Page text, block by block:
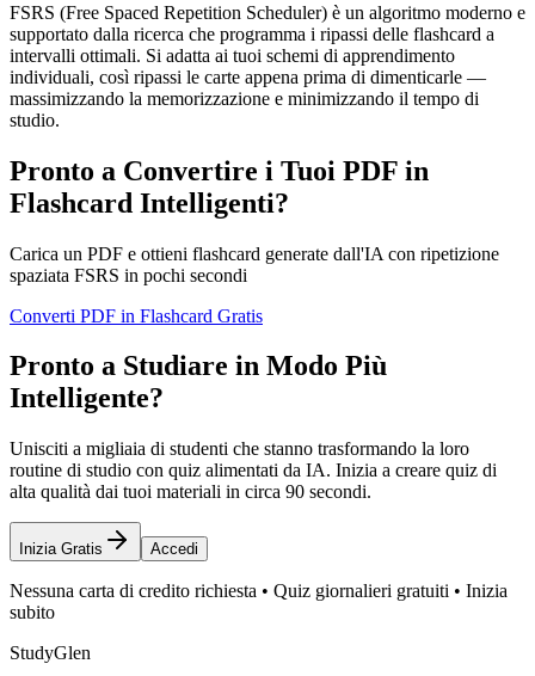
FSRS (Free Spaced Repetition Scheduler) è un algoritmo moderno e
supportato dalla ricerca che programma i ripassi delle flashcard a
intervalli ottimali. Si adatta ai tuoi schemi di apprendimento
individuali, così ripassi le carte appena prima di dimenticarle —
massimizzando la memorizzazione e minimizzando il tempo di
studio.
Pronto a Convertire i Tuoi PDF in
Flashcard Intelligenti?
Carica un PDF e ottieni flashcard generate dall'IA con ripetizione
spaziata FSRS in pochi secondi
Converti PDF in Flashcard Gratis
Pronto a Studiare in Modo Più
Intelligente?
Unisciti a migliaia di studenti che stanno trasformando la loro
routine di studio con quiz alimentati da IA. Inizia a creare quiz di
alta qualità dai tuoi materiali in circa 90 secondi.
Inizia Gratis Accedi
Nessuna carta di credito richiesta • Quiz giornalieri gratuiti • Inizia
subito
StudyGlen